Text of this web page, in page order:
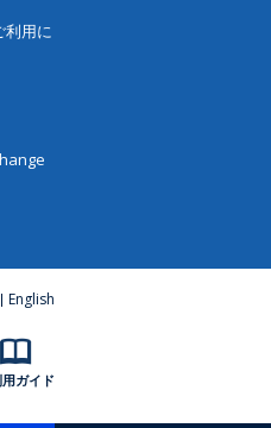
利用に
English
ガイド